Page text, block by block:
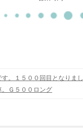
。１５００回目となりま
Ｇ５００ロング